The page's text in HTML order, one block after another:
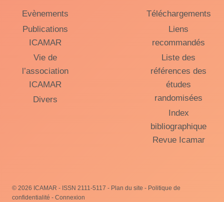
Evènements
Publications
ICAMAR
Vie de
l’association
ICAMAR
Divers
Téléchargements
Liens
recommandés
Liste des
références des
études
randomisées
Index
bibliographique
Revue Icamar
© 2026 ICAMAR - ISSN 2111-5117 - Plan du site - Politique de
confidentialité - Connexion